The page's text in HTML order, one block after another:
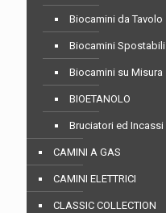
Biocamini da Tavolo
Biocamini Spostabili
Biocamini su Misura
BIOETANOLO
Bruciatori ed Incassi
CAMINI A GAS
CAMINI ELETTRICI
CLASSIC COLLECTION